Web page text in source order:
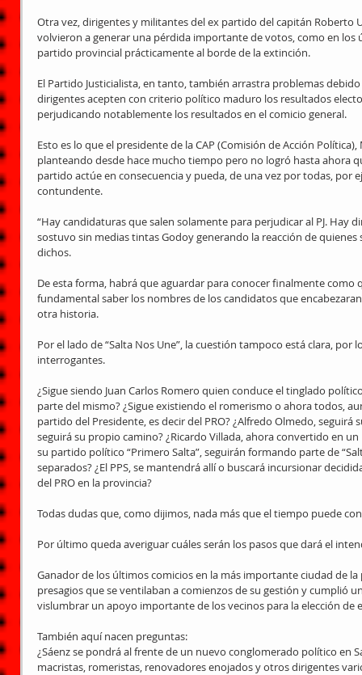
Otra vez, dirigentes y militantes del ex partido del capitán Roberto
volvieron a generar una pérdida importante de votos, como en los
partido provincial prácticamente al borde de la extinción.
El Partido Justicialista, en tanto, también arrastra problemas
dirigentes acepten con criterio político maduro los resultados
perjudicando notablemente los resultados en el comicio general.
Esto es lo que el presidente de la CAP (Comisión de Acción
planteando desde hace mucho tiempo pero no logró hasta ahora
partido actúe en consecuencia y pueda, de una vez por todas, por
contundente.
“Hay candidaturas que salen solamente para perjudicar al PJ. Hay
sostuvo sin medias tintas Godoy generando la reacción de
dichos.
De esta forma, habrá que aguardar para conocer finalmente
fundamental saber los nombres de los candidatos que
otra historia.
Por el lado de “Salta Nos Une”, la cuestión tampoco está clara,
interrogantes.
¿Sigue siendo Juan Carlos Romero quien conduce el tinglado
parte del mismo? ¿Sigue existiendo el romerismo o ahora todos,
partido del Presidente, es decir del PRO? ¿Alfredo Olmedo,
seguirá su propio camino? ¿Ricardo Villada, ahora convertido en
su partido político “Primero Salta”, seguirán formando parte de
separados? ¿El PPS, se mantendrá allí o buscará incursionar
del PRO en la provincia?
Todas dudas que, como dijimos, nada más que el tiempo puede
Por último queda averiguar cuáles serán los pasos que dará el
Ganador de los últimos comicios en la más importante ciudad de
presagios que se ventilaban a comienzos de su gestión y cumplió
vislumbrar un apoyo importante de los vecinos para la elección de
También aquí nacen preguntas:
¿Sáenz se pondrá al frente de un nuevo conglomerado político en
macristas, romeristas, renovadores enojados y otros dirigentes